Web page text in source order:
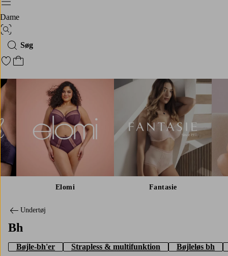
Menu
Dame
Billedsøgning
Søg
Gå til favoritmarkerede produkter
Gå til indkøbskurven
Elomi Fantasie
Undertøj
Bh
Bøjle-bh'er Strapless & multifunktion Bøjleløs bh